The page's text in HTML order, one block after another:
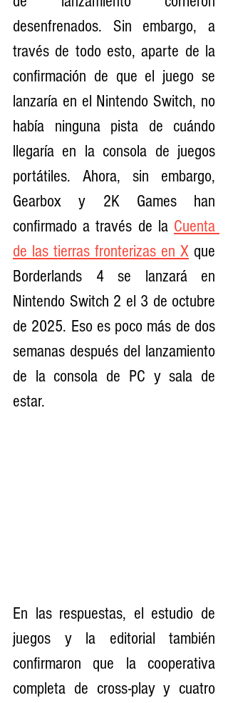
desenfrenados. Sin embargo, a
través de todo esto, aparte de la
confirmación de que el juego se
lanzaría en el Nintendo Switch, no
había ninguna pista de cuándo
llegaría en la consola de juegos
portátiles. Ahora, sin embargo,
Gearbox y 2K Games han
confirmado a través de la Cuenta
de las tierras fronterizas en X que
Borderlands 4 se lanzará en
Nintendo Switch 2 el 3 de octubre
de 2025. Eso es poco más de dos
semanas después del lanzamiento
de la consola de PC y sala de
estar.
En las respuestas, el estudio de
juegos y la editorial también
confirmaron que la cooperativa
completa de cross-play y cuatro